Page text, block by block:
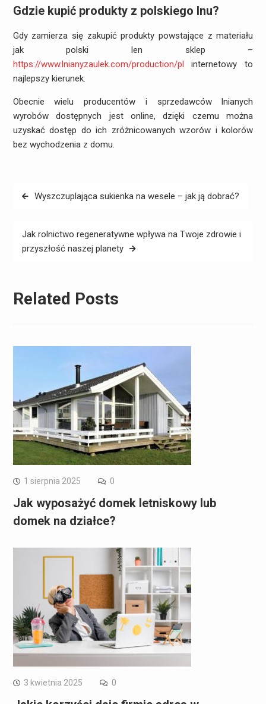
Gdzie kupić produkty z polskiego lnu?
Gdy zamierza się zakupić produkty powstające z materiału
jak polski len sklep –
https://www.lnianyzaulek.com/production/pl internetowy to
najlepszy kierunek.
Obecnie wielu producentów i sprzedawców lnianych
wyrobów dostępnych jest online, dzięki czemu można
uzyskać dostęp do ich zróżnicowanych wzorów i kolorów
bez wychodzenia z domu.
Nawigacja
Wyszczuplająca sukienka na wesele – jak ją dobrać?
Jak rolnictwo regeneratywne wpływa na Twoje zdrowie i
przyszłość naszej planety
Related Posts
1 sierpnia 2025 0
Jak wyposażyć domek letniskowy lub
domek na działce?
3 kwietnia 2025 0